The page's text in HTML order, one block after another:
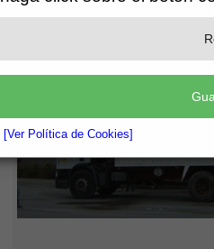
[Ver Política de Cookies]